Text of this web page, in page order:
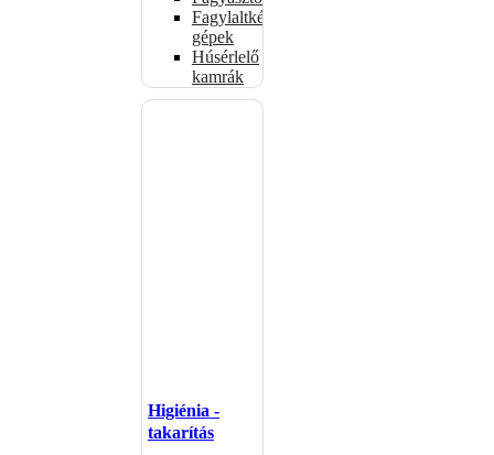
Fagylaltkészítő
gépek
Húsérlelő
kamrák
Higiénia -
takarítás